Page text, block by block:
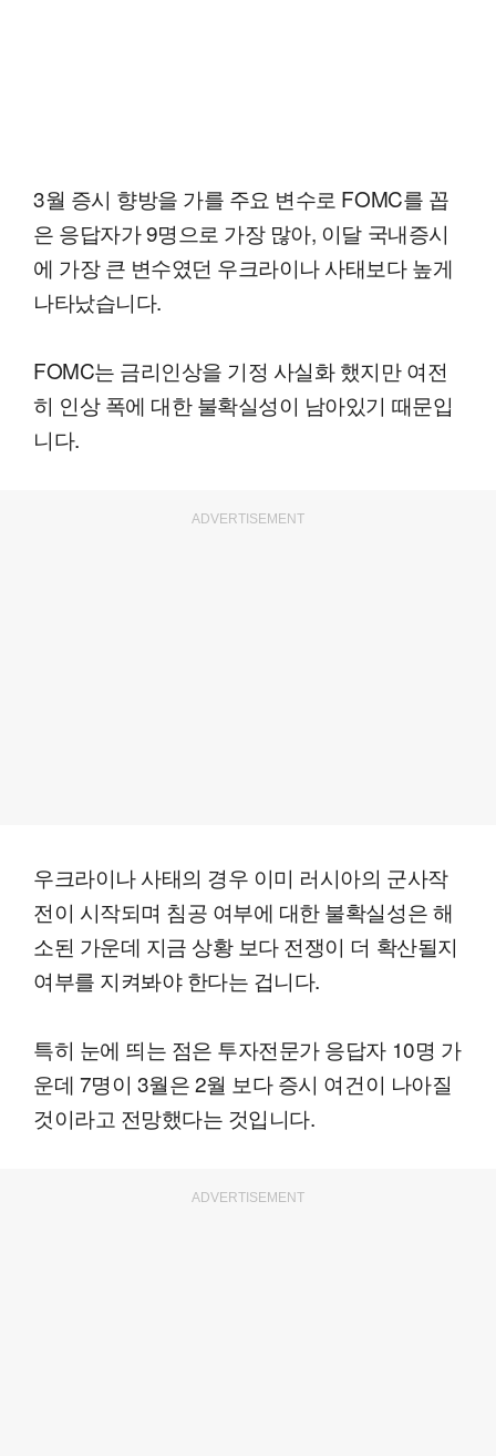
3월 증시 향방을 가를 주요 변수로 FOMC를 꼽
은 응답자가 9명으로 가장 많아, 이달 국내증시
에 가장 큰 변수였던 우크라이나 사태보다 높게
나타났습니다.
FOMC는 금리인상을 기정 사실화 했지만 여전
히 인상 폭에 대한 불확실성이 남아있기 때문입
니다.
ADVERTISEMENT
우크라이나 사태의 경우 이미 러시아의 군사작
전이 시작되며 침공 여부에 대한 불확실성은 해
소된 가운데 지금 상황 보다 전쟁이 더 확산될지
여부를 지켜봐야 한다는 겁니다.
특히 눈에 띄는 점은 투자전문가 응답자 10명 가
운데 7명이 3월은 2월 보다 증시 여건이 나아질
것이라고 전망했다는 것입니다.
ADVERTISEMENT